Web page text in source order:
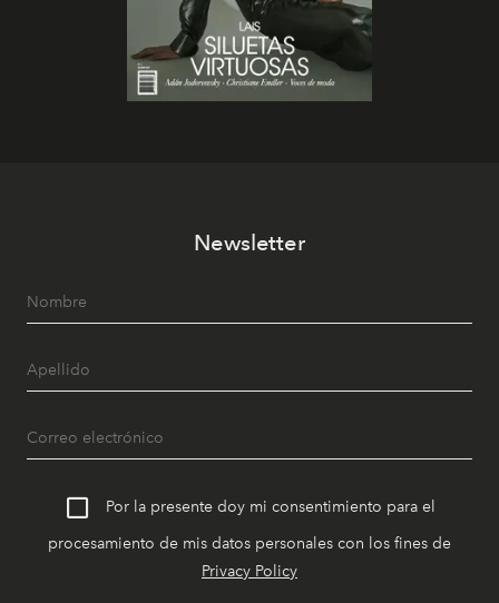
Newsletter
Por la presente doy mi consentimiento para el
procesamiento de mis datos personales con los fines de
Privacy Policy